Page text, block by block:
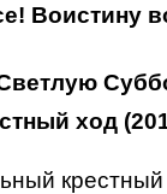
Воистину
ход